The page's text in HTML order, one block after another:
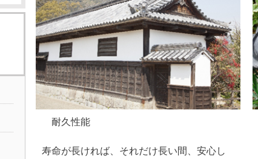
耐久性能
寿命が長ければ、それだけ長い間、安心し